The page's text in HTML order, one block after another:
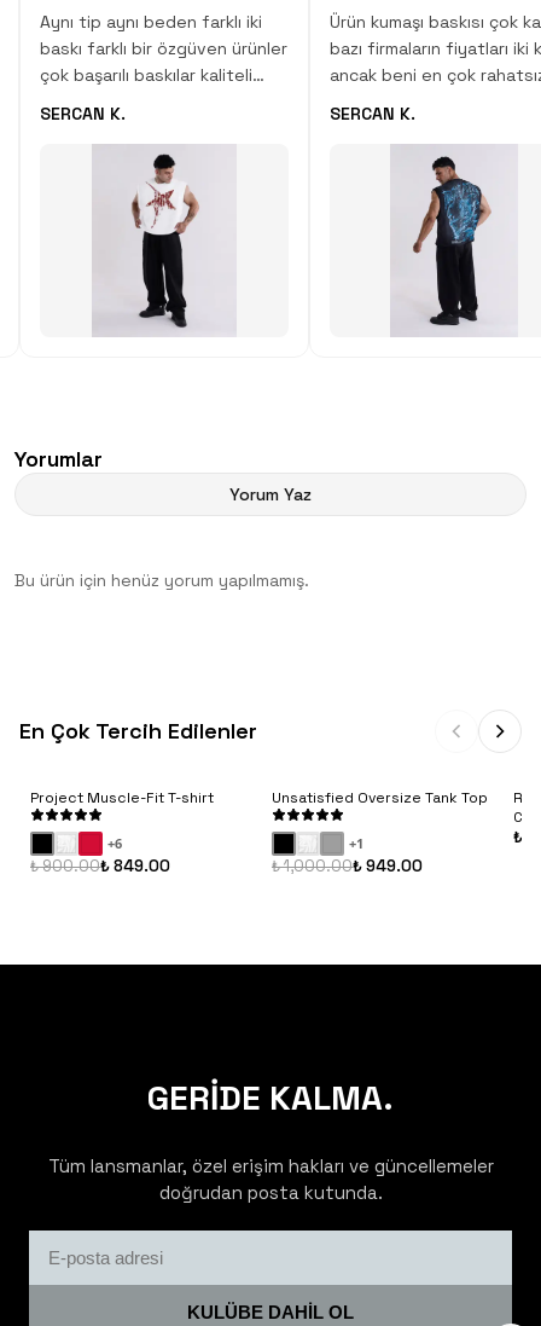
Aynı tip aynı beden farklı iki
baskı farklı bir özgüven ürünler
çok başarılı baskılar kaliteli
SERCAN K.
Ürün kumaşı baskısı çok
bazı firmaların fiyatları iki
ancak beni en çok
aynısını yaşayacağım
korktum ama kalıbı boyu
antremanda rahatsız
dikkat çekiyor başarılı
SERCAN K.
Yorumlar
Yorum Yaz
Bu ürün için henüz yorum yapılmamış.
En Çok Tercih Edilenler
Project Muscle-Fit T-shirt
+6
₺ 900.00₺ 849.00
Unsatisfied Oversize Tank Top
+1
₺ 1,000.00₺ 949.00
₺
GERİDE KALMA.
Tüm lansmanlar, özel erişim hakları ve güncellemeler
doğrudan posta kutunda.
KULÜBE DAHİL OL